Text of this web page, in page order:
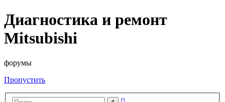
Диагностика и ремонт
Mitsubishi
форумы
Пропустить